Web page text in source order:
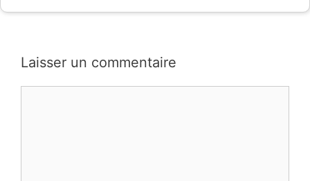
Laisser un commentaire